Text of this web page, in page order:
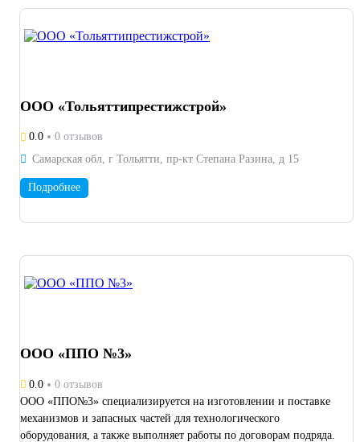
гальванообработка. Токарные работы. Круглошлифовальные и
станках с ЧПУ). Зуборезные и долбежные работы. На всю
обсуждать индивидуальные условия и оперативно реагировать
партнёром в сфере промышленного производства и сервисного
обслуживания! С уважением,команда ООО «ППО№3»
ООО «Тольяттипрестижстрой»
0.0
0 отзывов
Самарская обл, г Тольятти, пр-кт Степана Разина, д 15
Подробнее
ООО «ППО №3»
0.0
0 отзывов
ООО «ППО№3» специализируется на изготовлении и поставке
механизмов и запасных частей для технологического
оборудования, а также выполняет работы по договорам подряда.